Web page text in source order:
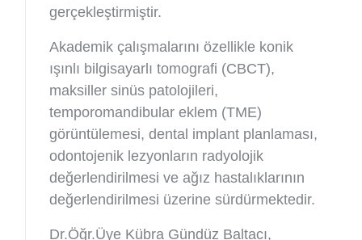
gerçekleştirmiştir.
Akademik çalışmalarını özellikle konik
ışınlı bilgisayarlı tomografi (CBCT),
maksiller sinüs patolojileri,
temporomandibular eklem (TME)
görüntülemesi, dental implant planlaması,
odontojenik lezyonların radyolojik
değerlendirilmesi ve ağız hastalıklarının
değerlendirilmesi üzerine sürdürmektedir.
Dr.Öğr.Üye Kübra Gündüz Baltacı,